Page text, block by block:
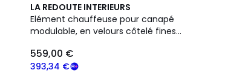
LA REDOUTE INTERIEURS
Elément chauffeuse pour canapé
modulable, en velours côtelé fines
393,34 €
559,00 €
3,8
/ 5
5
Couleurs